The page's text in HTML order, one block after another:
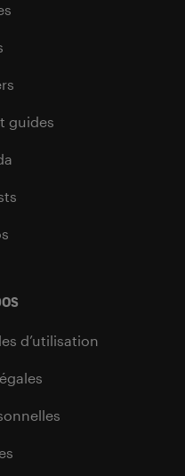
guides
d’utilisation